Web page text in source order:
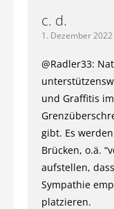
c. d.
1. Dezember
@Radler33:
und Graffitis
gibt. Es
Brücken, o.ä.
aufstellen,
Sympathie
platzieren.